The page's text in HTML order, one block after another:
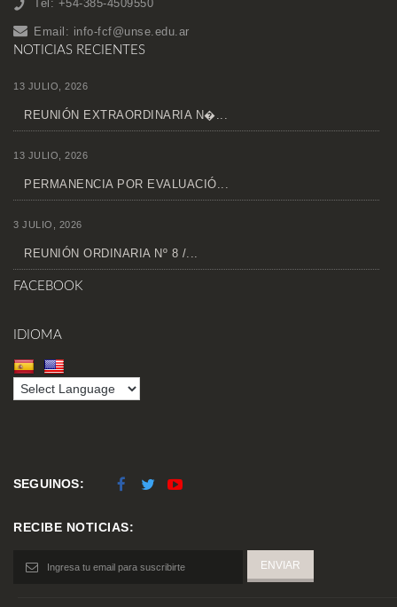
Tel: +54-385-4509550
Email: info-fcf@unse.edu.ar
NOTICIAS RECIENTES
13 JULIO, 2026
REUNIÓN EXTRAORDINARIA N�...
13 JULIO, 2026
PERMANENCIA POR EVALUACIÓ...
3 JULIO, 2026
REUNIÓN ORDINARIA Nº 8 /...
FACEBOOK
IDIOMA
SEGUINOS:
RECIBE NOTICIAS: